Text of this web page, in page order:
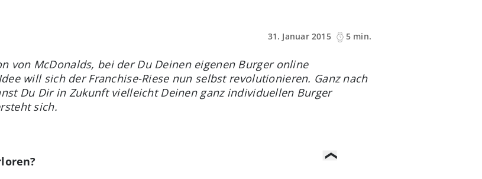
31. Januar 2015
5 min.
von McDonalds, bei der Du Deinen eigenen Burger online
will sich der Franchise-Riese nun selbst revolutionieren. Ganz nach
Du Dir in Zukunft vielleicht Deinen ganz individuellen Burger
sich.